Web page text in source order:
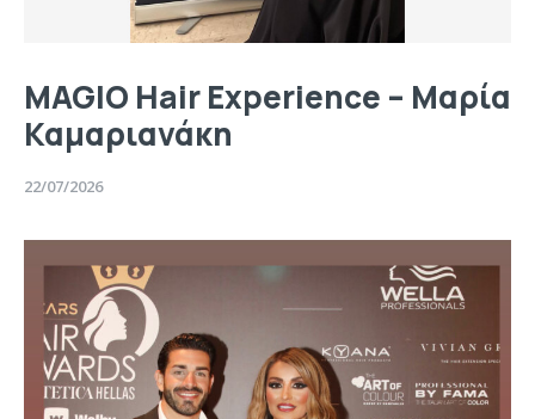
MAGIO Hair Experience – Μαρία
Καμαριανάκη
22/07/2026